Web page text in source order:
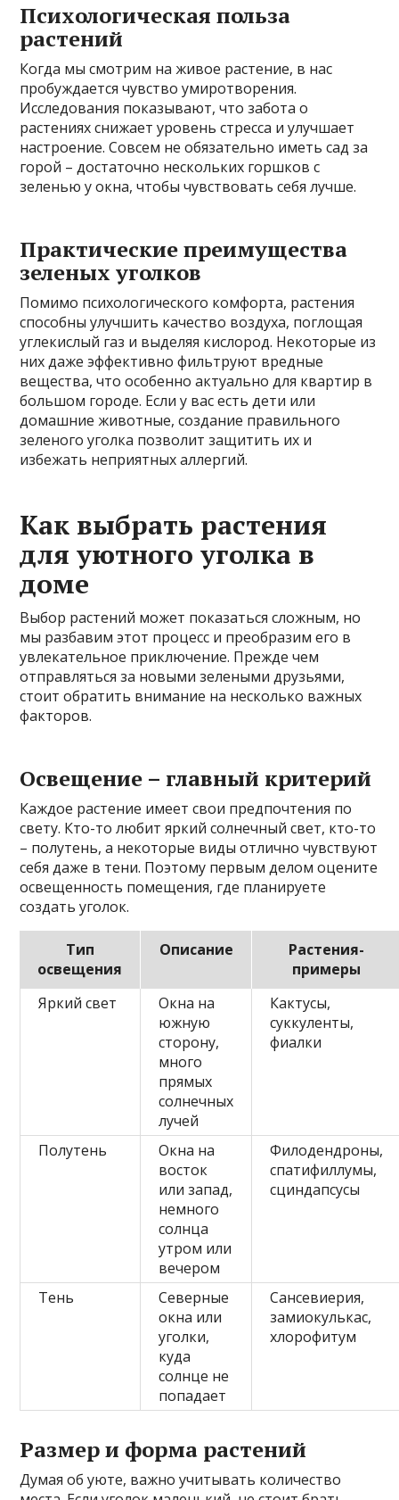
Психологическая польза
растений
Когда мы смотрим на живое растение, в нас
пробуждается чувство умиротворения.
Исследования показывают, что забота о
растениях снижает уровень стресса и улучшает
настроение. Совсем не обязательно иметь сад за
горой – достаточно нескольких горшков с
зеленью у окна, чтобы чувствовать себя лучше.
Практические преимущества
зеленых уголков
Помимо психологического комфорта, растения
способны улучшить качество воздуха, поглощая
углекислый газ и выделяя кислород. Некоторые из
них даже эффективно фильтруют вредные
вещества, что особенно актуально для квартир в
большом городе. Если у вас есть дети или
домашние животные, создание правильного
зеленого уголка позволит защитить их и
избежать неприятных аллергий.
Как выбрать растения
для уютного уголка в
доме
Выбор растений может показаться сложным, но
мы разбавим этот процесс и преобразим его в
увлекательное приключение. Прежде чем
отправляться за новыми зелеными друзьями,
стоит обратить внимание на несколько важных
факторов.
Освещение – главный критерий
Каждое растение имеет свои предпочтения по
свету. Кто-то любит яркий солнечный свет, кто-то
– полутень, а некоторые виды отлично чувствуют
себя даже в тени. Поэтому первым делом оцените
освещенность помещения, где планируете
создать уголок.
Тип
освещения
Описание
Растения-
примеры
Яркий свет
Окна на
южную
сторону,
много
прямых
солнечных
лучей
Кактусы,
суккуленты,
фиалки
Полутень
Окна на
восток
или запад,
немного
солнца
утром или
вечером
Филодендроны,
спатифиллумы,
сциндапсусы
Тень
Северные
окна или
уголки,
куда
солнце не
попадает
Сансевиерия,
замиокулькас,
хлорофитум
Размер и форма растений
Думая об уюте, важно учитывать количество